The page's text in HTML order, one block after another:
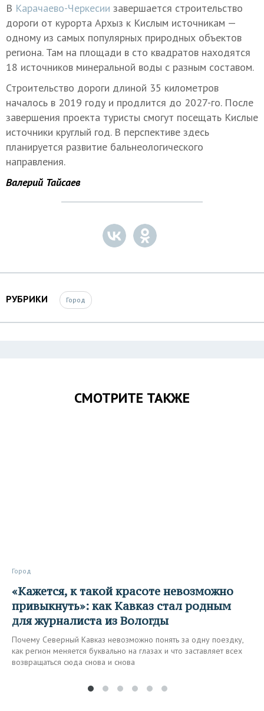
В Карачаево-Черкесии завершается строительство
дороги от курорта Архыз к Кислым источникам —
одному из самых популярных природных объектов
региона. Там на площади в сто квадратов находятся
18 источников минеральной воды с разным составом.
Строительство дороги длиной 35 километров
началось в 2019 году и продлится до 2027-го. После
завершения проекта туристы смогут посещать Кислые
источники круглый год. В перспективе здесь
планируется развитие бальнеологического
направления.
Валерий Тайсаев
РУБРИКИ Город
СМОТРИТЕ ТАКЖЕ
Город
«Кажется, к такой красоте невозможно
привыкнуть»: как Кавказ стал родным
для журналиста из Вологды
Почему Северный Кавказ невозможно понять за одну поездку,
как регион меняется буквально на глазах и что заставляет всех
возвращаться сюда снова и снова